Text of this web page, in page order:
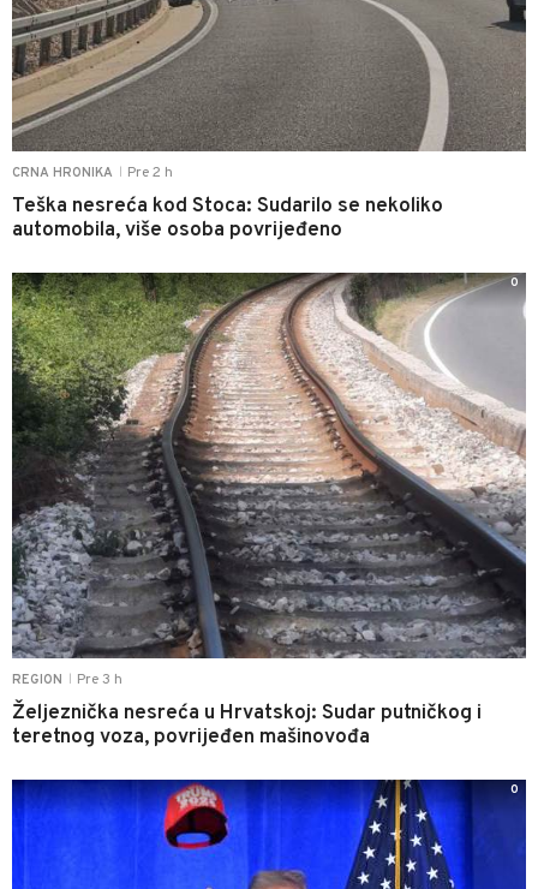
CRNA HRONIKA Pre 2 h
Teška nesreća kod Stoca: Sudarilo se nekoliko
automobila, više osoba povrijeđeno
REGION Pre 3 h
Željeznička nesreća u Hrvatskoj: Sudar putničkog i
teretnog voza, povrijeđen mašinovođa
0
0